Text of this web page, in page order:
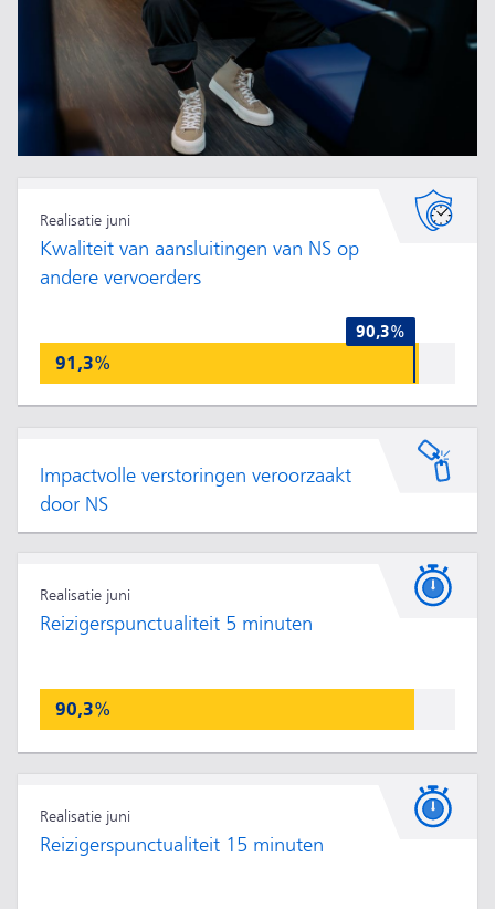
Realisatie juni
Kwaliteit van aansluitingen van NS op
andere vervoerders
91,3%
90,3%
Impactvolle verstoringen veroorzaakt
door NS
Realisatie juni
Reizigerspunctualiteit 5 minuten
90,3%
Realisatie juni
Reizigerspunctualiteit 15 minuten